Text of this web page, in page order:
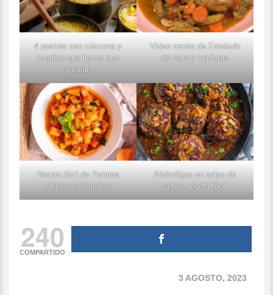
4 postres con cúrcuma y
jengibre que tienes que
probar
Vídeo receta de Estofado
de pollo y verduras
Receta fácil de Patatas
Guisadas Veganas
Albóndigas en salsa de
setas, receta fácil
240
COMPARTIDO
3 AGOSTO, 2023